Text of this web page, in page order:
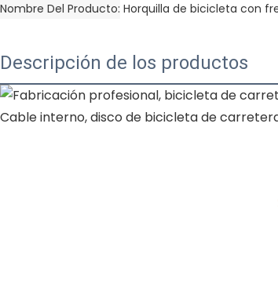
Nombre Del Producto Horquilla de bicicleta con
Descripción de los productos